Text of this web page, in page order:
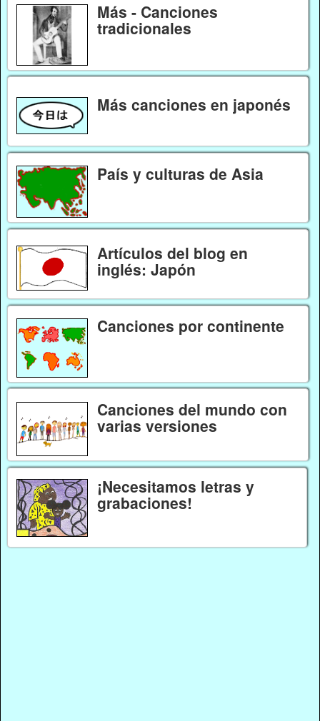
Más - Canciones
tradicionales
Más canciones en japonés
País y culturas de Asia
Artículos del blog en
inglés: Japón
Canciones por continente
Canciones del mundo con
varias versiones
¡Necesitamos letras y
grabaciones!